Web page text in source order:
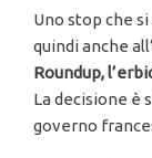
Uno stop che
quindi anche
Roundup,
La decisione è
governo